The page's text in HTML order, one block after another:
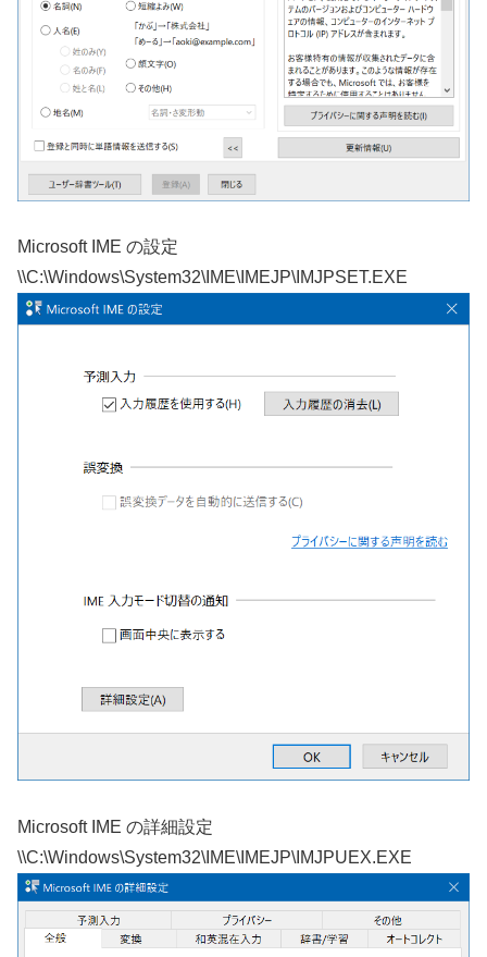
Microsoft IME の設定
\\C:\Windows\System32\IME\IMEJP\IMJPSET.EXE
Microsoft IME の詳細設定
\\C:\Windows\System32\IME\IMEJP\IMJPUEX.EXE